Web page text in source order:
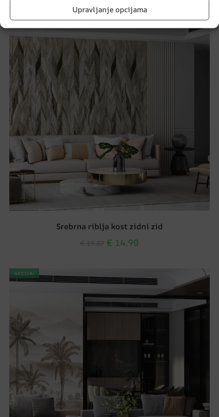
Upravljanje opcijama
Srebrna riblja kost zidni zid
€ 14.90
AKCIJA!